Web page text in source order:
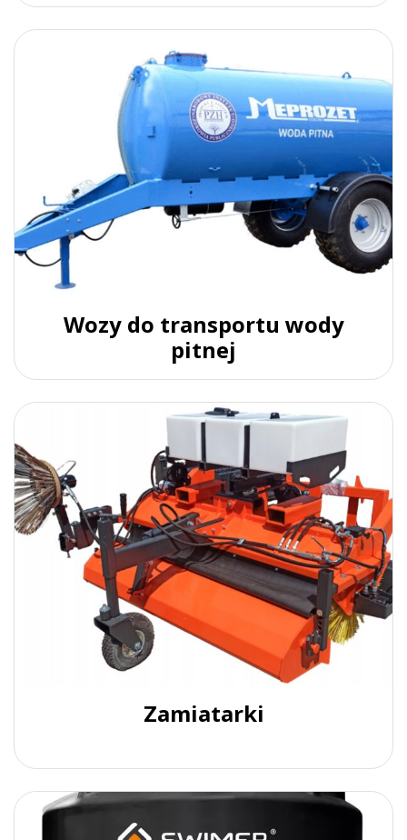
Wozy do transportu wody
pitnej
Zamiatarki